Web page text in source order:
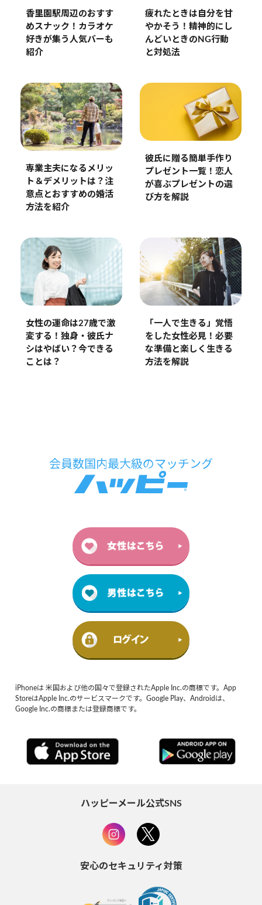
香里園駅周辺のおすす
めスナック！カラオケ
好きが集う人気バーも
紹介
疲れたときは自分を甘
やかそう！精神的にし
んどいときのNG行動
と対処法
専業主夫になるメリッ
ト＆デメリットは？注
意点とおすすめの婚活
方法を紹介
彼氏に贈る簡単手作り
プレゼント一覧！恋人
が喜ぶプレゼントの選
び方を解説
女性の運命は27歳で激
変する！独身・彼氏ナ
シはやばい？今できる
ことは？
「一人で生きる」覚悟
をした女性必見！必要
な準備と楽しく生きる
方法を解説
iPhoneは 米国および他の国々で登録されたApple Inc.の商標です。App
StoreはApple Inc.のサービスマークです。Google Play、Androidは、
Google Inc.の商標または登録商標です。
ハッピーメール公式SNS
安心のセキュリティ対策